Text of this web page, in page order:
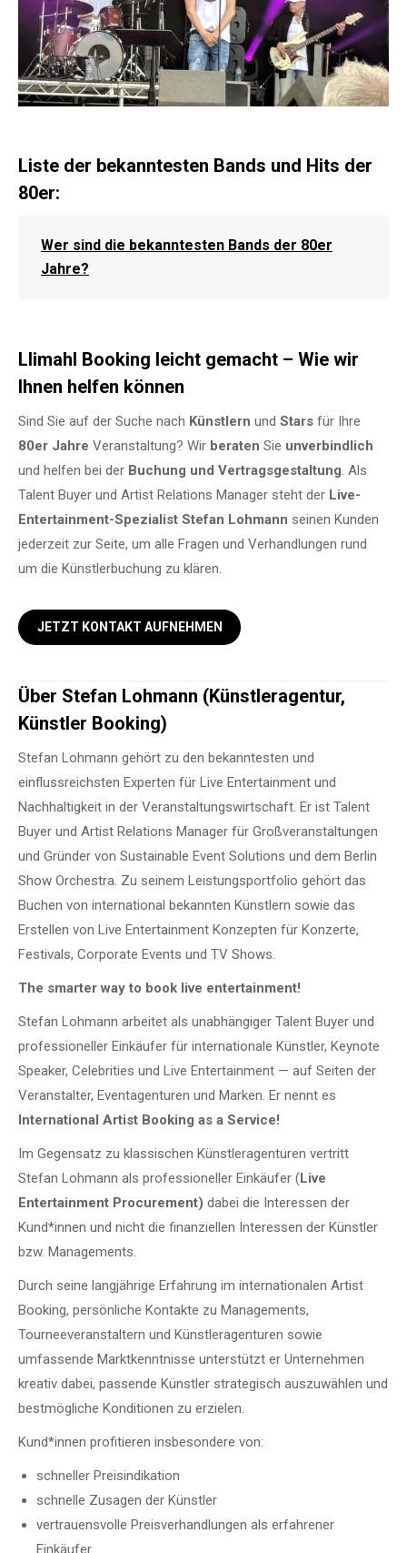
Liste der bekanntesten Bands und Hits der
80er:
Wer sind die bekanntesten Bands der 80er
Jahre?
Llimahl Booking leicht gemacht – Wie wir
Ihnen helfen können
Sind Sie auf der Suche nach Künstlern und Stars für Ihre
80er Jahre Veranstaltung? Wir beraten Sie unverbindlich
und helfen bei der Buchung und Vertragsgestaltung. Als
Talent Buyer und Artist Relations Manager steht der Live-
Entertainment-Spezialist Stefan Lohmann seinen Kunden
jederzeit zur Seite, um alle Fragen und Verhandlungen rund
um die Künstlerbuchung zu klären.
JETZT KONTAKT AUFNEHMEN
Über Stefan Lohmann (Künstleragentur,
Künstler Booking)
Stefan Lohmann gehört zu den bekanntesten und
einflussreichsten Experten für Live Entertainment und
Nachhaltigkeit in der Veranstaltungswirtschaft. Er ist Talent
Buyer und Artist Relations Manager für Großveranstaltungen
und Gründer von Sustainable Event Solutions und dem Berlin
Show Orchestra. Zu seinem Leistungsportfolio gehört das
Buchen von international bekannten Künstlern sowie das
Erstellen von Live Entertainment Konzepten für Konzerte,
Festivals, Corporate Events und TV Shows.
The smarter way to book live entertainment!
Stefan Lohmann arbeitet als unabhängiger Talent Buyer und
professioneller Einkäufer für internationale Künstler, Keynote
Speaker, Celebrities und Live Entertainment — auf Seiten der
Veranstalter, Eventagenturen und Marken. Er nennt es
International Artist Booking as a Service!
Im Gegensatz zu klassischen Künstleragenturen vertritt
Stefan Lohmann als professioneller Einkäufer (Live
Entertainment Procurement) dabei die Interessen der
Kund*innen und nicht die finanziellen Interessen der Künstler
bzw. Managements.
Durch seine langjährige Erfahrung im internationalen Artist
Booking, persönliche Kontakte zu Managements,
Tourneeveranstaltern und Künstleragenturen sowie
umfassende Marktkenntnisse unterstützt er Unternehmen
kreativ dabei, passende Künstler strategisch auszuwählen und
bestmögliche Konditionen zu erzielen.
Kund*innen profitieren insbesondere von:
schneller Preisindikation
schnelle Zusagen der Künstler
vertrauensvolle Preisverhandlungen als erfahrener
Einkäufer